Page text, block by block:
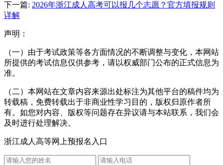
下一篇: 2026年浙江成人高考可以报几个志愿？官方填报规则
详解
声明：
（一）由于考试政策等各方面情况的不断调整与变化，本网站
所提供的考试信息仅供参考，请以权威部门公布的正式信息为
准。
（二）本网站在文章内容来源出处标注为其他平台的稿件均为
转载稿，免费转载出于非商业性学习目的，版权归原作者所
有。如您对内容、版权等问题存在异议请与本站联系，我们会
及时进行处理解决。
浙江成人高等网上预报名入口